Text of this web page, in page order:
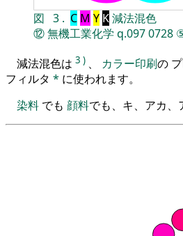
図 3 . C M Y K減法混色
⑫無機工業化学 q.0970728
減法混色は 3 ) 、 カラー印刷の
フィルタ * に使われます。
染料 でも 顔料でも、キ、アカ、